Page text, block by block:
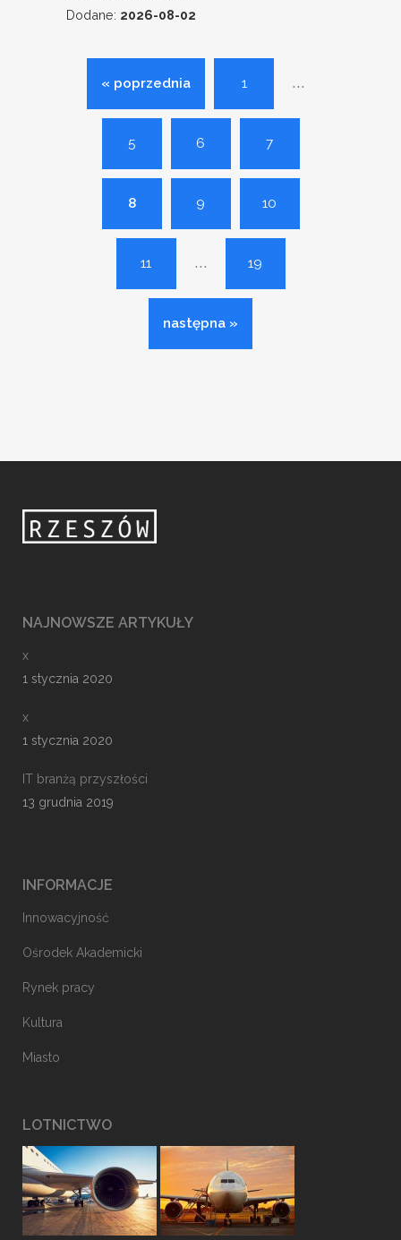
Dodane: 2026-08-02
« poprzednia 1 ...
5 6 7
8 9 10
11 ... 19
następna »
NAJNOWSZE ARTYKUŁY
x
1 stycznia 2020
x
1 stycznia 2020
IT branżą przyszłości
13 grudnia 2019
INFORMACJE
Innowacyjność
Ośrodek Akademicki
Rynek pracy
Kultura
Miasto
LOTNICTWO